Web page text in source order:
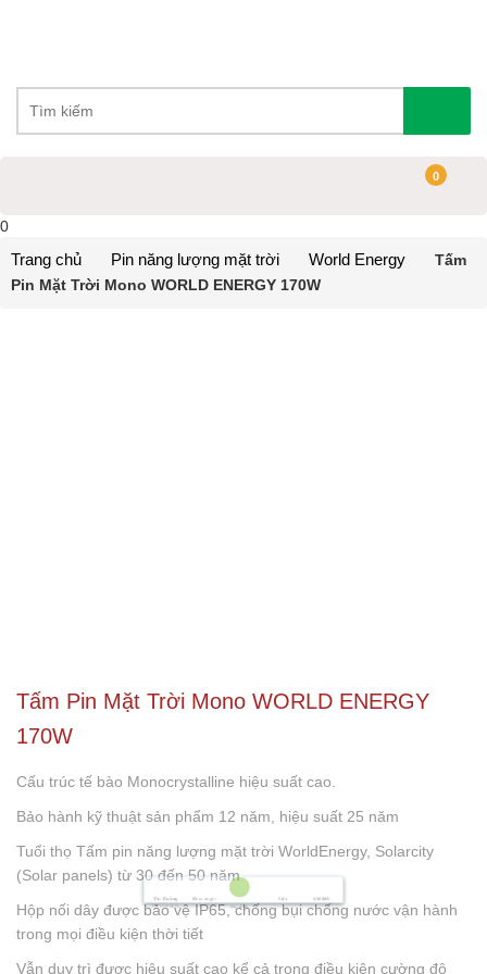
0
Tìm Đường Messenger
0
Trang chủ Pin năng lượng mặt trời World Energy
Tấm
Pin Mặt Trời Mono WORLD ENERGY 170W
Tấm Pin Mặt Trời Mono WORLD ENERGY
170W
Cấu trúc tế bào Monocrystalline hiệu suất cao.
Bảo hành kỹ thuật sản phẩm 12 năm, hiệu suất 25 năm
Tuổi thọ Tấm pin năng lượng mặt trời WorldEnergy, Solarcity
(Solar panels) từ 30 đến 50 năm
Hộp nối dây được bảo vệ IP65, chống bụi chống nước vận hành
trong mọi điều kiện thời tiết
Vẫn duy trì được hiệu suất cao kể cả trong điều kiện cường độ